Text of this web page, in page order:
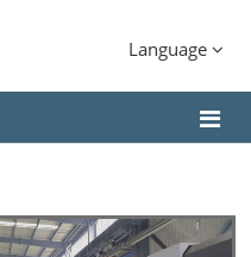
Language